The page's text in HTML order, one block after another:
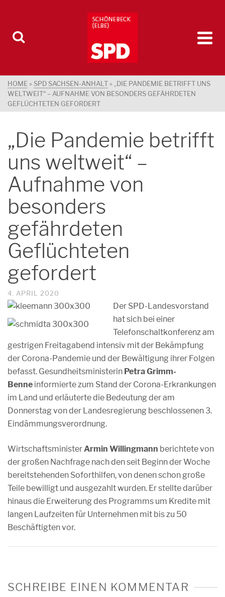
HOME » SPD SACHSEN-ANHALT »
„DIE PANDEMIE BETRIFFT UNS
WELTWEIT“ – AUFNAHME VON BESONDERS GEFÄHRDETEN
GEFLÜCHTETEN GEFORDERT
„Die Pandemie betrifft
uns weltweit“ –
Aufnahme von
besonders
gefährdeten
Geflüchteten
gefordert
4. APRIL 2020
Der SPD-Landesvorstand
hat sich bei einer
Telefonschaltkonferenz am
gestrigen Freitagabend intensiv mit der Bekämpfung
der Corona-Pandemie und der Bewältigung ihrer Folgen
befasst. Gesundheitsministerin Petra Grimm-
Benne informierte zum Stand der Corona-Erkrankungen
im Land und erläuterte die Bedeutung der am
Donnerstag von der Landesregierung beschlossenen 3.
Eindämmungsverordnung.
WirtschaftsministerArmin Willingmann berichtete von
der großen Nachfrage nach den seit Beginn der Woche
bereitstehenden Soforthilfen, von denen schon große
Teile bewilligt und ausgezahlt wurden. Er stellte darüber
hinaus die Erweiterung des Programms um Kredite mit
langen Laufzeiten für Unternehmen mit bis zu 50
Beschäftigten vor.
SCHREIBE EINEN KOMMENTAR